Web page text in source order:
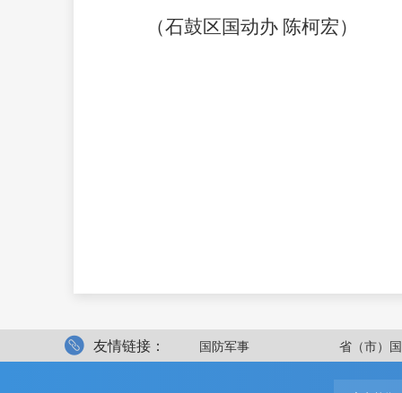
（石鼓区国动办 陈柯宏）
友情链接：